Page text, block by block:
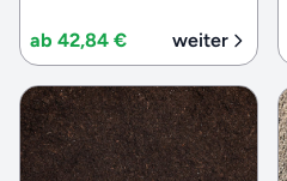
ab 42,84 € weiter